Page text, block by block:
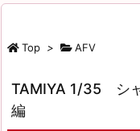
Top > AFV
TAMIYA 1/35 シ
編